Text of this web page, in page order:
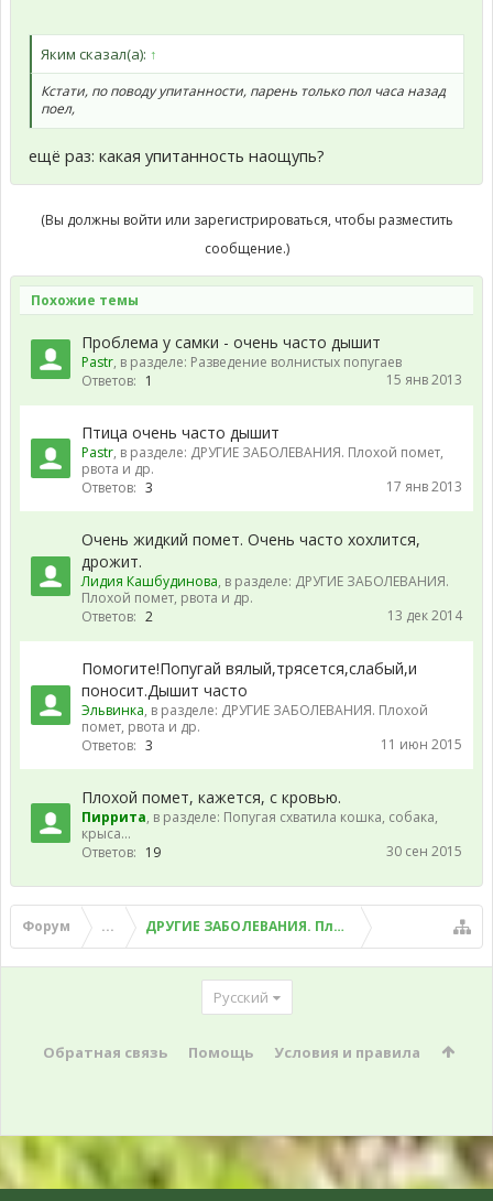
Яким сказал(а): ↑
Кстати, по поводу упитанности, парень только пол часа назад
поел,
ещё раз: какая упитанность наощупь?
(Вы должны войти или зарегистрироваться, чтобы разместить
сообщение.)
Похожие темы
Проблема у самки - очень часто дышит
Pastr, в разделе: Разведение волнистых попугаев
Ответов: 1 15 янв 2013
Птица очень часто дышит
Pastr, в разделе: ДРУГИЕ ЗАБОЛЕВАНИЯ. Плохой помет,
рвота и др.
Ответов: 3 17 янв 2013
Очень жидкий помет. Очень часто хохлится,
дрожит.
Лидия Кашбудинова, в разделе: ДРУГИЕ ЗАБОЛЕВАНИЯ.
Плохой помет, рвота и др.
Ответов: 2 13 дек 2014
Помогите!Попугай вялый,трясется,слабый,и
поносит.Дышит часто
Эльвинка, в разделе: ДРУГИЕ ЗАБОЛЕВАНИЯ. Плохой
помет, рвота и др.
Ответов: 3 11 июн 2015
Плохой помет, кажется, с кровью.
Пиррита, в разделе: Попугая схватила кошка, собака,
крыса...
Ответов: 19 30 сен 2015
Форум ... ДРУГИЕ ЗАБОЛЕВАНИЯ. Плохой помет, рвота и
Русский
Обратная связь Помощь Условия и правила